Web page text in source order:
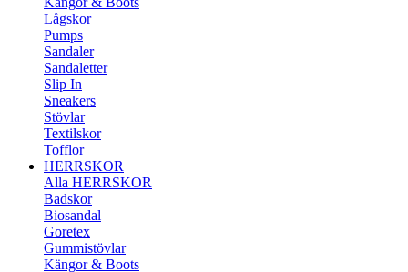
Lågskor
Pumps
Sandaler
Sandaletter
Slip In
Sneakers
Stövlar
Textilskor
Tofflor
HERRSKOR
Alla HERRSKOR
Badskor
Biosandal
Goretex
Gummistövlar
Kängor & Boots